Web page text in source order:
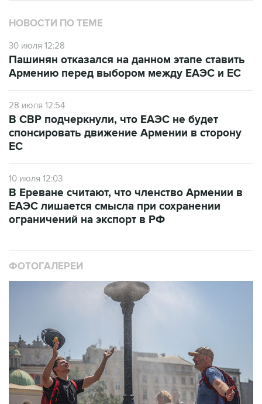
НОВОСТИ ПО ТЕМЕ
30 июля 12:28
Пашинян отказался на данном этапе ставить
Армению перед выбором между ЕАЭС и ЕС
28 июля 12:54
В СВР подчеркнули, что ЕАЭС не будет
спонсировать движение Армении в сторону
ЕС
10 июля 12:03
В Ереване считают, что членство Армении в
ЕАЭС лишается смысла при сохранении
ограничений на экспорт в РФ
ФОТОГАЛЕРЕИ